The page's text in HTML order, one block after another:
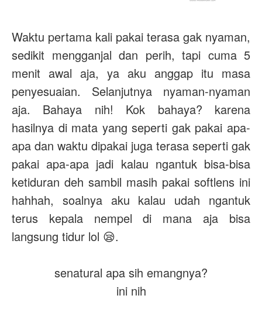
Waktu pertama kali pakai terasa gak nyaman,
sedikit mengganjal dan perih, tapi cuma 5
menit awal aja, ya aku anggap itu masa
penyesuaian. Selanjutnya nyaman-nyaman
aja. Bahaya nih! Kok bahaya? karena
hasilnya di mata yang seperti gak pakai apa-
apa dan waktu dipakai juga terasa seperti gak
pakai apa-apa jadi kalau ngantuk bisa-bisa
ketiduran deh sambil masih pakai softlens ini
hahhah, soalnya aku kalau udah ngantuk
terus kepala nempel di mana aja bisa
langsung tidur lol 😪.
senatural apa sih emangnya?
ini nih